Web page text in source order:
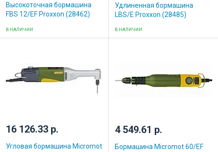
Высокоточная бормашина
FBS 12/ЕF Proxxon (28462)
В НАЛИЧИИ
Удлиненная бормашина
LBS/E Proxxon (28485)
В НАЛИЧИИ
16 126.33 р.
Угловая бормашина Micromot
4 549.61 р.
Бормашина Micromot 60/EF